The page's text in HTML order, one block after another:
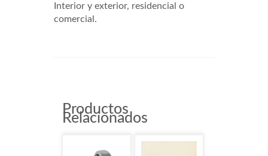
Interior y exterior, residencial o
comercial.
Productos
Relacionados